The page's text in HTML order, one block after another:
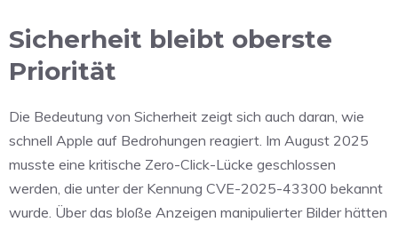
Sicherheit bleibt oberste
Priorität
Die Bedeutung von Sicherheit zeigt sich auch daran, wie
schnell Apple auf Bedrohungen reagiert. Im August 2025
musste eine kritische Zero-Click-Lücke geschlossen
werden, die unter der Kennung CVE-2025-43300 bekannt
wurde. Über das bloße Anzeigen manipulierter Bilder hätten